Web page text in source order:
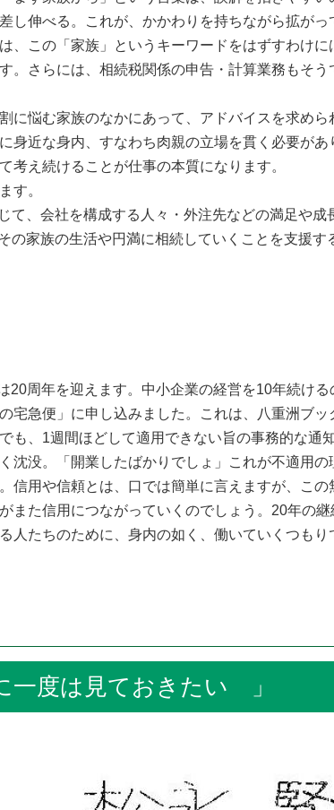
し伸べる。これが、かかわりを持ちながら拡が
この「家族」というキーワードをはずすわけ
。さらには、相続税関係の申告・計算業務もそ
悩む家族のなかにあって、アドバイスを求めら
近な身内、すなわち肉親の立場を貫く必要が
考え続けることが仕事の本質になります。
す。
、会社を構成する人々・外注先などの満足や成
家族の生活や円満に相続していくことを支援す
周年を迎えます。中小企業の経営を10年続ける
宅急便」に申し込みました。これは、八重洲ブ
も、1週間ほどして適用できない旨の事務的な通
沈没。「開業したばかりでしょ」これが不適用
信用や信頼とは、口では簡単に言えますが、こ
また信用につながっていくのでしょう。20年の
人たちのために、身内の如く、働いていくつも
は見ておきたい 」